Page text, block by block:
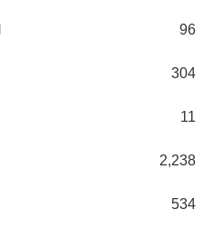
96
304
11
2,238
534